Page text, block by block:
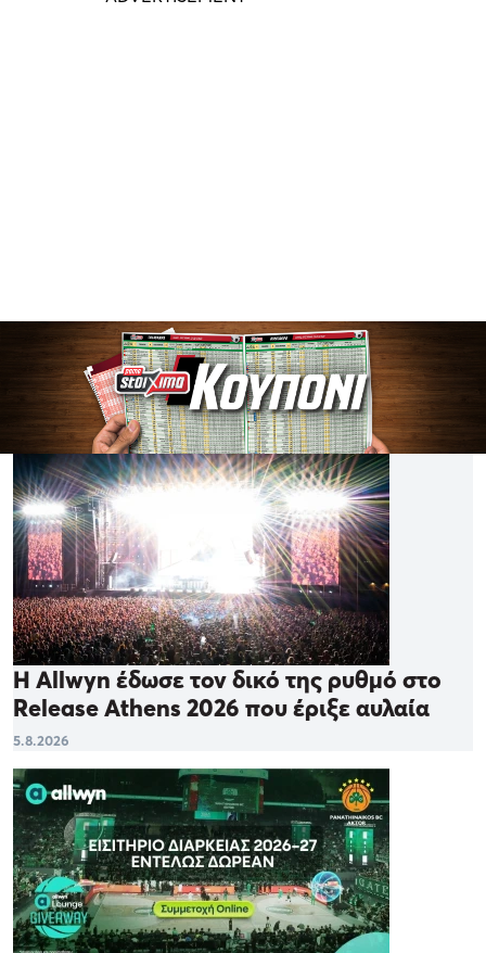
Η Allwyn έδωσε τον δικό της ρυθμό στο
Release Athens 2026 που έριξε αυλαία
5.8.2026